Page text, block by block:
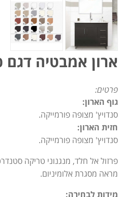
ארון אמבטיה דגם
פרטים:
גוף הארון:
סנדויץ' מצופה פורמייקה.
חזית הארון:
סנדויץ' מצופה פורמייקה.
פרזול אל חלד, מנגנוני טריקה
מראה מסגרת אלומיניום.
מידות לבחירה: